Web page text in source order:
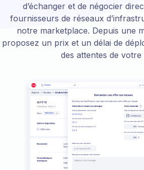
d’échanger et de négocier
fournisseurs de réseaux
notre marketplace. Depuis une
proposez un prix et un délai de
des attentes de votre